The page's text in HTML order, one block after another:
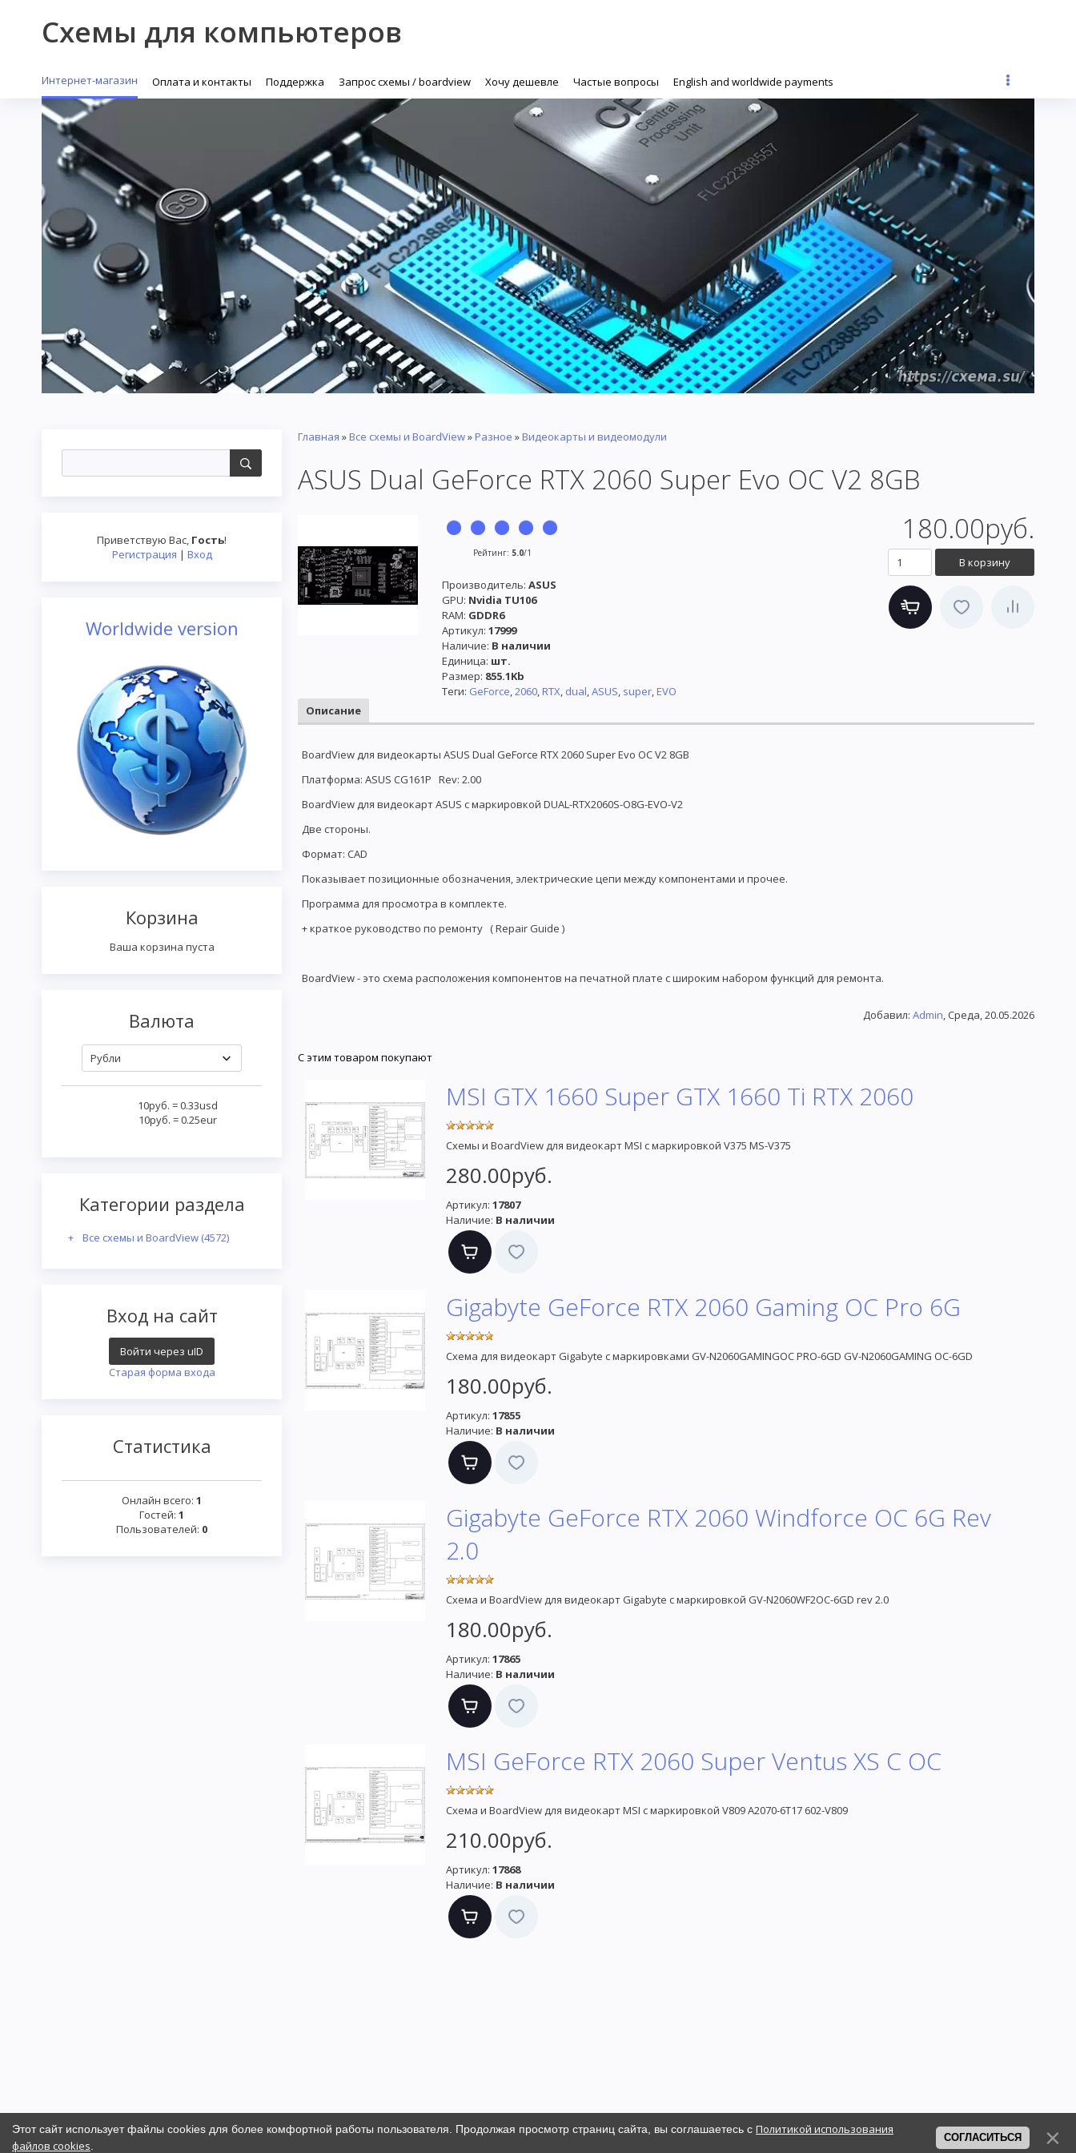
Схемы для компьютеров
Интернет-магазин Оплата и контакты Поддержка Запрос схемы / boardview Хочу дешевле Частые вопросы English and worldwide payments
Приветствую Вас, Гость!
Регистрация | Вход
Worldwide version
Корзина
Ваша корзина пуста
Валюта
10руб. =0.33usd
10руб. =0.25eur
Категории раздела
Все схемы и BoardView (4572)
Вход на сайт
Войти через uID
Старая форма входа
Статистика
Онлайн всего: 1
Гостей: 1
Пользователей: 0
Главная »Все схемы и BoardView»Разное »Видеокарты и видеомодули
ASUS Dual GeForce RTX 2060 Super Evo OC V2 8GB
Рейтинг: 5.0/1
180.00руб.
Производитель: ASUS
GPU: Nvidia TU106
RAM: GDDR6
Артикул: 17999
Наличие: В наличии
Единица: шт.
Размер: 855.1Kb
Теги: GeForce,2060,RTX, dual,ASUS, super,EVO
Описание
BoardView для видеокарты ASUS Dual GeForce RTX 2060 Super Evo OC V2 8GB
Платформа: ASUS CG161P Rev: 2.00
BoardView для видеокарт ASUS с маркировкой DUAL-RTX2060S-O8G-EVO-V2
Две стороны.
Формат: CAD
Показывает позиционные обозначения, электрические цепи между компонентами и прочее.
Программа для просмотра в комплекте.
+ краткое руководство по ремонту ( Repair Guide )
BoardView - это схема расположения компонентов на печатной плате с широким набором функций для ремонта.
Добавил: Admin, Среда, 20.05.2026
С этим товаром покупают
MSI GTX 1660 Super GTX 1660 Ti RTX 2060
Схемы и BoardView для видеокарт MSI с маркировкой V375 MS-V375
280.00руб.
Артикул: 17807
Наличие: В наличии
Gigabyte GeForce RTX 2060 Gaming OC Pro 6G
Схема для видеокарт Gigabyte с маркировками GV-N2060GAMINGOC PRO-6GD GV-N2060GAMING OC-6GD
180.00руб.
Артикул: 17855
Наличие: В наличии
Gigabyte GeForce RTX 2060 Windforce OC 6G Rev
2.0
Схема и BoardView для видеокарт Gigabyte с маркировкой GV-N2060WF2OC-6GD rev 2.0
180.00руб.
Артикул: 17865
Наличие: В наличии
MSI GeForce RTX 2060 Super Ventus XS C OC
Схема и BoardView для видеокарт MSI с маркировкой V809 A2070-6T17 602-V809
210.00руб.
Артикул: 17868
Наличие: В наличии
Этот сайт использует файлы cookies для более комфортной работы пользователя. Продолжая просмотр страниц сайта, вы соглашаетесь с Политикой использования
файлов cookies
СОГЛАСИТЬСЯ